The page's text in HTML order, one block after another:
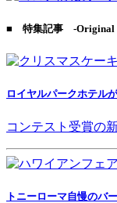
■ 特集記事 -Original
ロイヤルパークホテル
コンテスト受賞の
トニーローマ自慢のバ